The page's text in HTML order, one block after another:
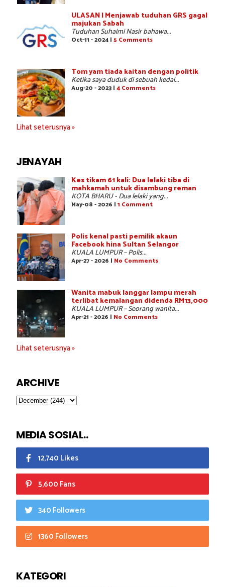
ULASAN | Menjawab tuduhan GRS gagal
majukan Sabah
Tuduhan Suhaimi Nasir bahawa...
Oct-11 - 2024 | 5 Comments
Tom yam tiada kaitan dengan politik
Ketika saya duduk di sebuah kedai...
Aug-20 - 2023 | 4 Comments
Lihat seterusnya »
JENAYAH
Kes tikam 61 kali: Dua lelaki tiba di
mahkamah untuk disambung reman
KOTA BHARU - Dua lelaki yang...
May-08 - 2026 | 1 Comment
Polis kenal pasti pemilik akaun
Facebook hina Sultan Selangor
KUALA LUMPUR – Polis...
Apr-27 - 2026 | No Comments
Wanita mabuk langgar lampu merah
terlibat kemalangan didenda RM13,000
KUALA LUMPUR – Seorang wanita...
Apr-21 - 2026 | No Comments
Lihat seterusnya »
ARCHIVE
MEDIA SOSIAL..
12,740 Likes
5,600 Fans
340 Followers
1360 Followers
KATEGORI